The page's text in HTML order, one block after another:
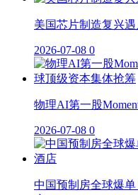
美国芯片制造复兴
2026-07-08 0
物理AI第一股
2026-07-08 0
中国预制房全球爆